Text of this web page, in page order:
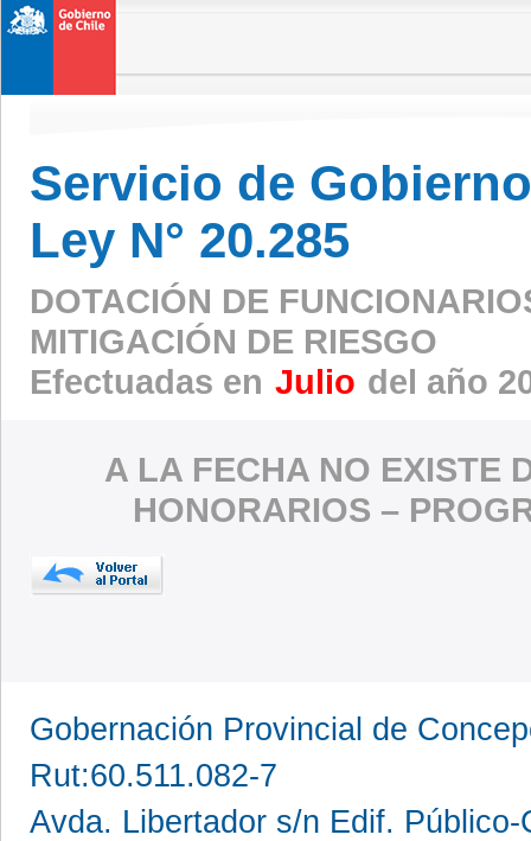
Servicio de
Ley N° 20.285
DOTACIÓN DE
MITIGACIÓN DE RIESGO
Efectuadas en Julio del año
A LA FECHA NO EXISTE
HONORARIOS –
Gobernación Provincial de
Rut:60.511.082-7
Avda. Libertador s/n Edif.